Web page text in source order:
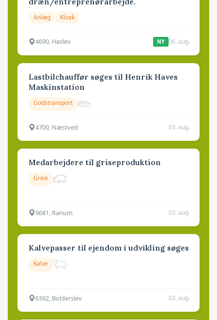
Anlæg Kloak
4690, Haslev NY 06. aug.
Lastbilchauffør søges til Henrik Haves
Maskinstation
Godstransport
4700, Næstved 03. aug.
Medarbejdere til griseproduktion
Grise
9681, Ranum 03. aug.
Kalvepasser til ejendom i udvikling søges
Kalve
6392, Bolderslev 03. aug.